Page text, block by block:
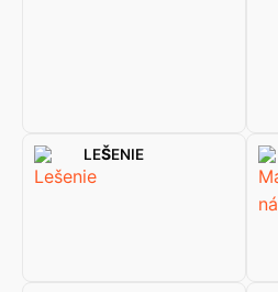
LEŠENIE